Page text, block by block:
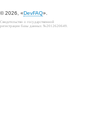
© 2026, «DevFAQ».
Свидетельство о государственной
регистрации базы данных №2012620649.